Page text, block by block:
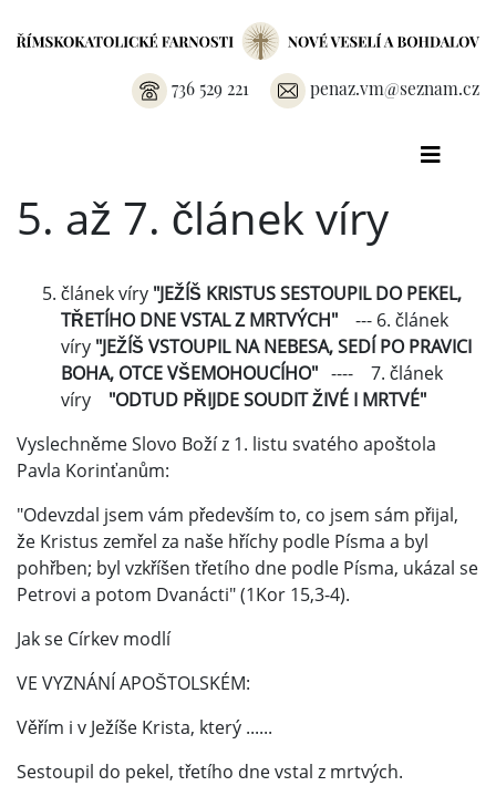
736 529 221 penaz.vm@seznam.cz
5. až 7. článek víry
článek víry "JEŽÍŠ KRISTUS SESTOUPIL DO PEKEL,
TŘETÍHO DNE VSTAL Z MRTVÝCH"
--- 6. článek
víry "JEŽÍŠ VSTOUPIL NA NEBESA, SEDÍ PO PRAVICI
BOHA, OTCE VŠEMOHOUCÍHO" ---- 7. článek
víry "ODTUD PŘIJDE SOUDIT ŽIVÉ I MRTVÉ"
Vyslechněme Slovo Boží z 1. listu svatého apoštola
Pavla Korinťanům:
"Odevzdal jsem vám především to, co jsem sám přijal,
že Kristus zemřel za naše hříchy podle Písma a byl
pohřben; byl vzkříšen třetího dne podle Písma, ukázal se
Petrovi a potom Dvanácti" (1Kor 15,3-4).
Jak se Církev modlí
VE VYZNÁNÍ APOŠTOLSKÉM:
Věřím i v Ježíše Krista, který ......
Sestoupil do pekel, třetího dne vstal z mrtvých.